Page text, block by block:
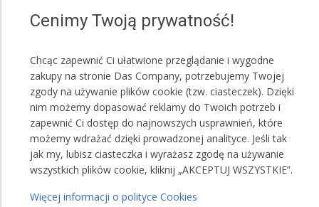
kolorystycznych.
Biały
Zielony
Szary
Niebieski
UWAGA!
Jeden namiot może posiadać różne kolory maskownic.
Przykładowa treść wiadomości do sprzedającego:
Cenimy Twoją prywatność!
Chcąc zapewnić Ci ułatwione przeglądanie i wygodne
zakupy na stronie Das Company, potrzebujemy Twojej
zgody na używanie plików cookie (tzw. ciasteczek). Dzięki
nim możemy dopasować reklamy do Twoich potrzeb i
zapewnić Ci dostęp do najnowszych usprawnień, które
możemy wdrażać dzięki prowadzonej analityce. Jeśli tak
jak my, lubisz ciasteczka i wyrażasz zgodę na używanie
wszystkich plików cookie, kliknij „AKCEPTUJ WSZYSTKIE”.
Więcej informacji o polityce Cookies